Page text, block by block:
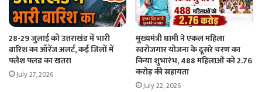
28-29 जुलाई को उत्तराखंड में भारी
बारिश का ऑरेंज अलर्ट, कई जिलों में
फ्लैश फ्लड का खतरा
July 27, 2026
मुख्यमंत्री धामी ने एकल महिला
स्वरोजगार योजना के दूसरे चरण का
किया शुभारंभ, 488 महिलाओं को 2.76
करोड़ की सहायता
July 22, 2026